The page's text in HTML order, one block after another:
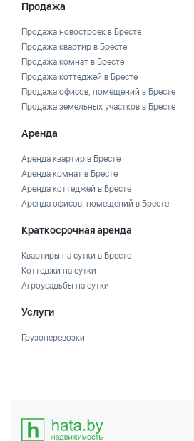
Продажа
Продажа новостроек в Бресте
Продажа квартир в Бресте
Продажа комнат в Бресте
Продажа коттеджей в Бресте
Продажа офисов, помещений в Бресте
Продажа земельных участков в Бресте
Аренда
Аренда квартир в Бресте
Аренда комнат в Бресте
Аренда коттеджей в Бресте
Аренда офисов, помещений в Бресте
Краткосрочная аренда
Квартиры на сутки в Бресте
Коттеджи на сутки
Агроусадьбы на сутки
Услуги
Грузоперевозки